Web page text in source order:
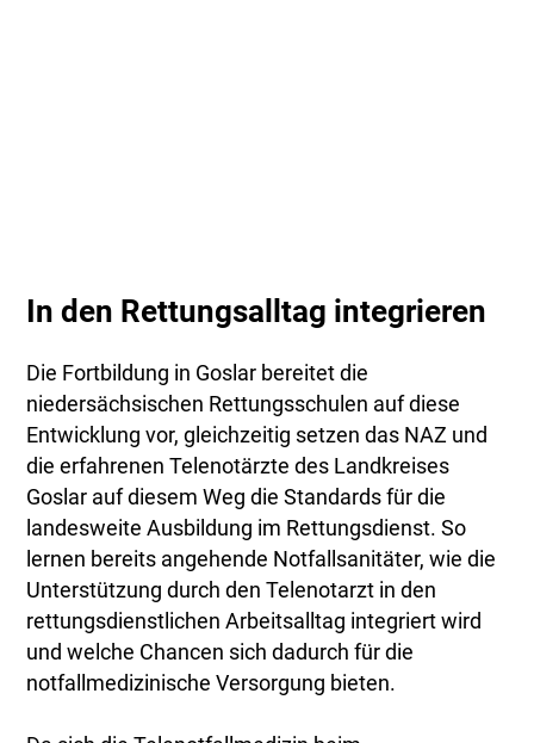
In den Rettungsalltag integrieren
Die Fortbildung in Goslar bereitet die
niedersächsischen Rettungsschulen auf diese
Entwicklung vor, gleichzeitig setzen das NAZ und
die erfahrenen Telenotärzte des Landkreises
Goslar auf diesem Weg die Standards für die
landesweite Ausbildung im Rettungsdienst. So
lernen bereits angehende Notfallsanitäter, wie die
Unterstützung durch den Telenotarzt in den
rettungsdienstlichen Arbeitsalltag integriert wird
und welche Chancen sich dadurch für die
notfallmedizinische Versorgung bieten.